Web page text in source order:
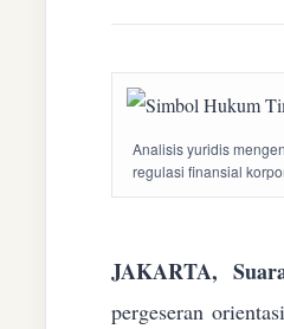
Analisis yuridis
regulasi finansial
JAKARTA,
pergeseran